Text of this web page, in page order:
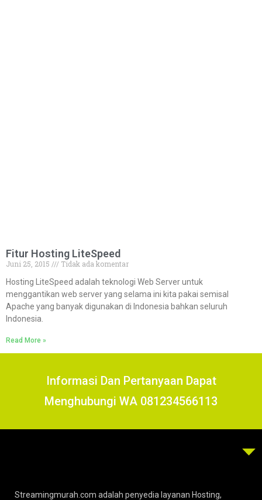
Fitur Hosting LiteSpeed
Juni 25, 2015
Tidak ada komentar
Hosting LiteSpeed adalah teknologi Web Server untuk
menggantikan web server yang selama ini kita pakai semisal
Apache yang banyak digunakan di Indonesia bahkan seluruh
Indonesia.
Read More »
Informasi Dan Pertanyaan Dapat
Menghubungi WA 081234566113
Streamingmurah.com adalah penyedia layanan Hosting,